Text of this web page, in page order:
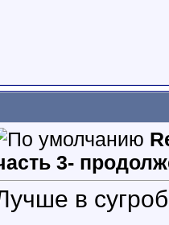
3-
в